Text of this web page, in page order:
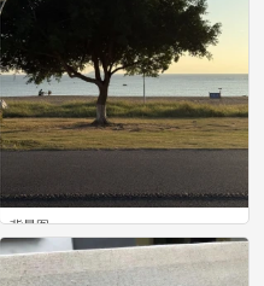
背景图
0